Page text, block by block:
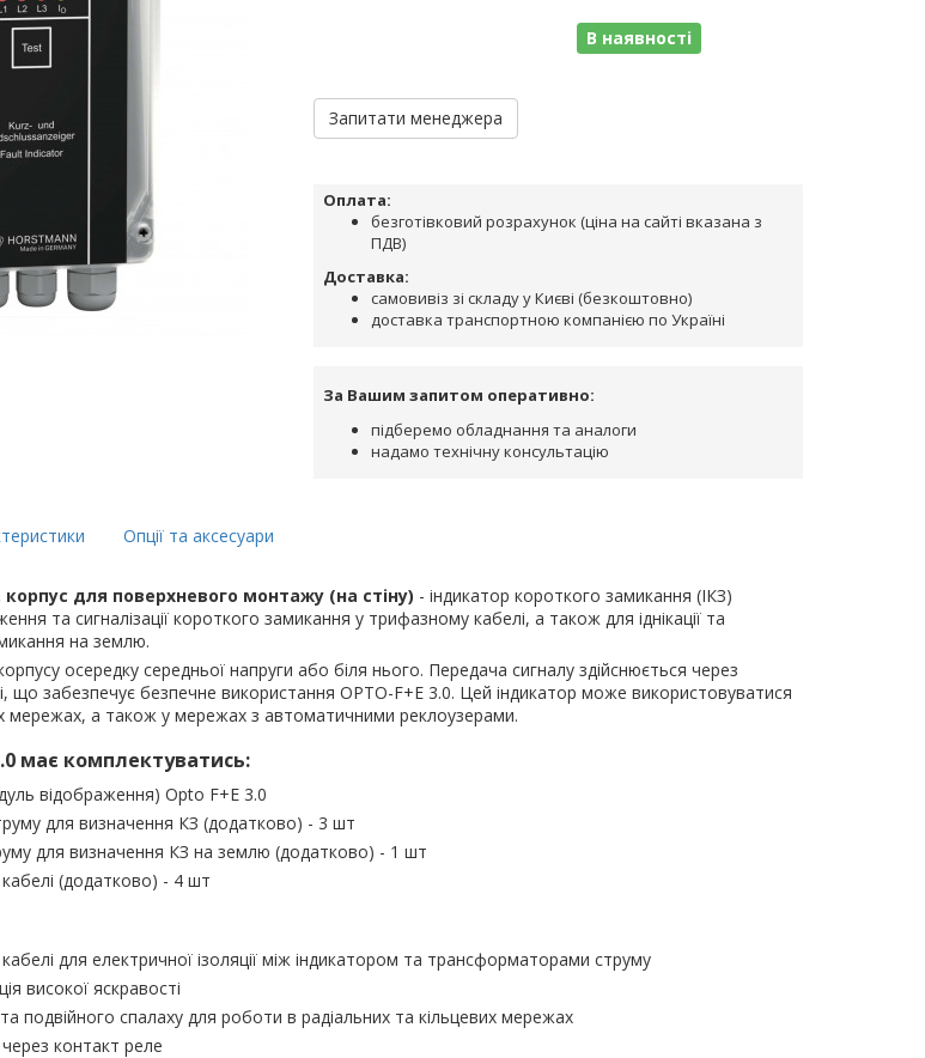
В наявності
Запитати менеджера
Оплата:
безготівковий розрахунок (ціна на сайті вказана з
ПДВ)
Доставка:
самовивіз зі складу у Києві (безкоштовно)
доставка транспортною компанією по Україні
За Вашим запитом оперативно:
підберемо обладнання та аналоги
надамо технічну консультацію
Опції та аксесуари
для поверхневого монтажу (на стіну) - індикатор короткого замикання (ІКЗ)
та сигналізації короткого замикання у трифазному кабелі, а також для іднікації та
на землю.
осередку середньої напруги або біля нього. Передача сигналу здійснюється через
що забезпечує безпечне використання OPTO-F+E 3.0. Цей індикатор може використовуватися
мережах, а також у мережах з автоматичними реклоузерами.
має комплектуватись:
відображення) Opto F+Е 3.0
для визначення КЗ (додатково) - 3 шт
для визначення КЗ на землю (додатково) - 1 шт
(додатково) - 4 шт
для електричної ізоляції між індикатором та трансформаторами струму
високої яскравості
подвійного спалаху для роботи в радіальних та кільцевих мережах
через контакт реле